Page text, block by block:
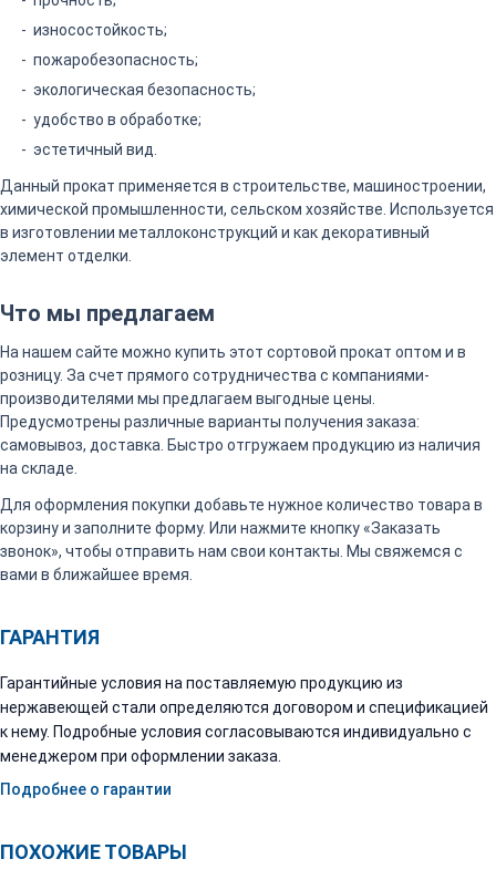
износостойкость;
пожаробезопасность;
экологическая безопасность;
удобство в обработке;
эстетичный вид.
Данный прокат применяется в строительстве, машиностроении,
химической промышленности, сельском хозяйстве. Используется
в изготовлении металлоконструкций и как декоративный
элемент отделки.
Что мы предлагаем
На нашем сайте можно купить этот сортовой прокат оптом и в
розницу. За счет прямого сотрудничества с компаниями-
производителями мы предлагаем выгодные цены.
Предусмотрены различные варианты получения заказа:
самовывоз, доставка. Быстро отгружаем продукцию из наличия
на складе.
Для оформления покупки добавьте нужное количество товара в
корзину и заполните форму. Или нажмите кнопку «Заказать
звонок», чтобы отправить нам свои контакты. Мы свяжемся с
вами в ближайшее время.
ГАРАНТИЯ
Гарантийные условия на поставляемую продукцию из
нержавеющей стали определяются договором и спецификацией
к нему. Подробные условия согласовываются индивидуально с
менеджером при оформлении заказа.
Подробнее о гарантии
ПОХОЖИЕ ТОВАРЫ